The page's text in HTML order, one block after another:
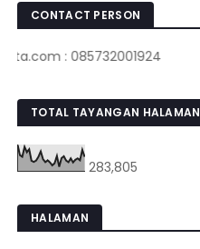
CONTACT PERSON
: 085732001924
TOTAL TAYANGAN HALAMAN
283,805
HALAMAN